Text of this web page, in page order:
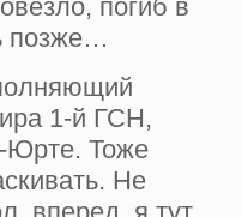
погиб в
позже…
1-й ГСН,
Юрте. Тоже
Не